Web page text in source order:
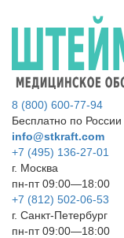
8 (800) 600-77-94
Бесплатно по России
info@stkraft.com
+7 (495) 136-27-01
г. Москва
пн-пт 09:00—18:00
+7 (812) 502-06-53
г. Санкт-Петербург
пн-пт 09:00—18:00